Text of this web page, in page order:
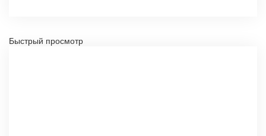
Быстрый просмотр